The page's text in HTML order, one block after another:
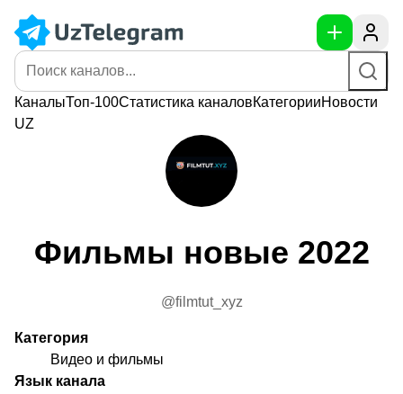
КаналыТоп-100Статистика каналовКатегорииНовости
UZ
Фильмы новые 2022
@filmtut_xyz
Категория
Видео и фильмы
Язык канала